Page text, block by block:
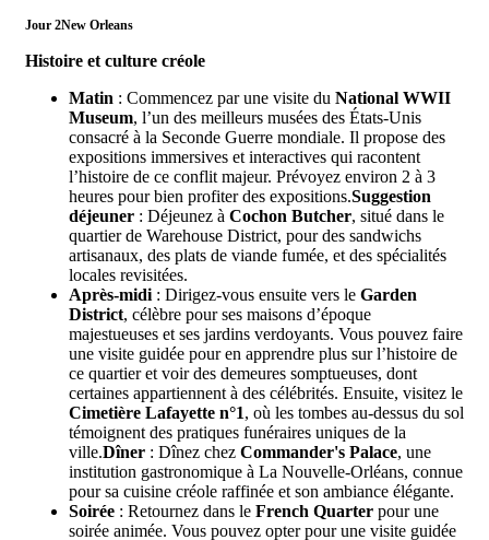
Jour 2New Orleans
Histoire et culture créole
Matin : Commencez par une visite du National WWII
Museum, l’un des meilleurs musées des États-Unis
consacré à la Seconde Guerre mondiale. Il propose des
expositions immersives et interactives qui racontent
l’histoire de ce conflit majeur. Prévoyez environ 2 à 3
heures pour bien profiter des expositions.Suggestion
déjeuner : Déjeunez à Cochon Butcher, situé dans le
quartier de Warehouse District, pour des sandwichs
artisanaux, des plats de viande fumée, et des spécialités
locales revisitées.
Après-midi : Dirigez-vous ensuite vers le Garden
District, célèbre pour ses maisons d’époque
majestueuses et ses jardins verdoyants. Vous pouvez faire
une visite guidée pour en apprendre plus sur l’histoire de
ce quartier et voir des demeures somptueuses, dont
certaines appartiennent à des célébrités. Ensuite, visitez le
Cimetière Lafayette n°1, où les tombes au-dessus du sol
témoignent des pratiques funéraires uniques de la
ville.Dîner : Dînez chez Commander's Palace, une
institution gastronomique à La Nouvelle-Orléans, connue
pour sa cuisine créole raffinée et son ambiance élégante.
Soirée : Retournez dans le French Quarter pour une
soirée animée. Vous pouvez opter pour une visite guidée